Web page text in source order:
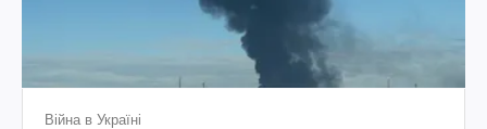
Війна в Україні